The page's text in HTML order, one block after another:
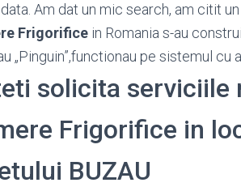
Am dat un mic search, am citit
Frigorifice in Romania s-au
„Pinguin”,functionau pe sistemul cu
solicita serviciile
Frigorifice in
BUZAU